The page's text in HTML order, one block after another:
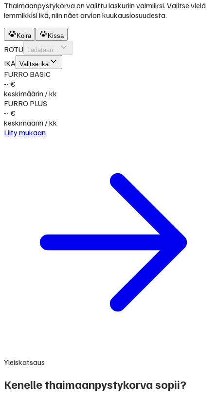
Thaimaanpystykorva on valittu laskuriin valmiiksi. Valitse vielä
lemmikkisi ikä, niin näet arvion kuukausiosuudesta.
Koira Kissa
ROTU Ladataan...
IKÄ Valitse ikä
FURRO BASIC
-- €
keskimäärin / kk
FURRO PLUS
-- €
keskimäärin / kk
Liity mukaan
Yleiskatsaus
Kenelle thaimaanpystykorva sopii?